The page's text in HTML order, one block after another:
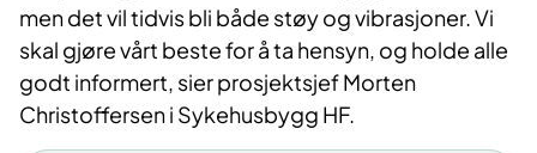
men det vil tidvis bli både støy og vibrasjoner. Vi
skal gjøre vårt beste for å ta hensyn, og holde alle
godt informert, sier prosjektsjef Morten
Christoffersen i Sykehusbygg HF.